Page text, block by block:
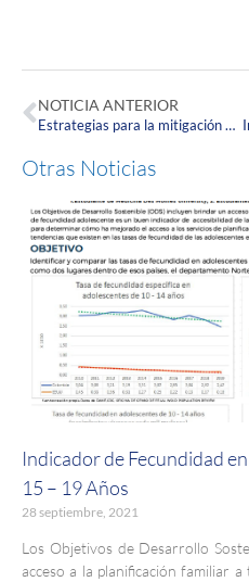
NOTICIA ANTERIOR
Estrategias para la mitigación de la desnutrición infantil
Otras Noticias
Indicador de Fecundidad
15 – 19 Años
28 septiembre, 2021
Los Objetivos de Desarrollo
acceso a la planificación familiar